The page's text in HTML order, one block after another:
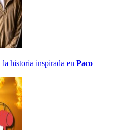
la historia inspirada en Paco